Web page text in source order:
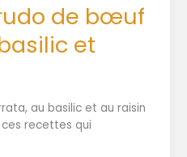
de bœuf
et
au basilic et au raisin
ces recettes qui